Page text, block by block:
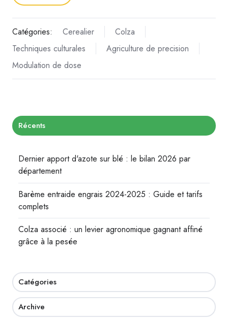
Catégories: Cerealier
Colza
Techniques culturales
Agriculture de precision
Modulation de dose
Récents
Dernier apport d'azote sur blé : le bilan 2026 par
département
Barème entraide engrais 2024-2025 : Guide et tarifs
complets
Colza associé : un levier agronomique gagnant affiné
grâce à la pesée
Catégories
Archive